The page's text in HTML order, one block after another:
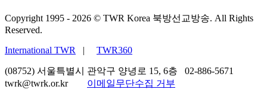
Copyright 1995 - 2026 © TWR Korea 북방선교방송. All Rights
Reserved.
International TWR
| TWR360
(08752) 서울특별시 관악구 양녕로 15, 6층 02-886-5671
twrk@twrk.or.kr 이메일무단수집 거부